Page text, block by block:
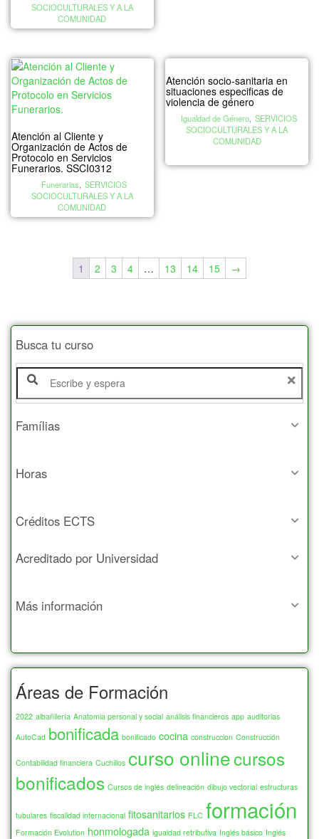
SOCIOCULTURALES Y A LA
COMUNIDAD
Atención al Cliente y
Organización de Actos de
Protocolo en Servicios
Funerarios. SSCI0312
Funerarias SERVICIOS
SOCIOCULTURALES Y A LA
COMUNIDAD
Atención socio-sanitaria en
situaciones especificas de
violencia de género
Igualdad de Género, SERVICIOS
SOCIOCULTURALES Y A LA
COMUNIDAD
1 2 3 4 … 13 14 15 →
Busca tu curso
Famílias
Horas
Créditos ECTS
Acreditado por Universidad
Más información
Áreas de Formación
2022 albañilería Anatomia personal y social análisis financieros app auditorias
AutoCad bonificada bonificado cocina construccion Construcción
Contabilidad financiera Cuchillos curso onlinecursos
bonificados Cursos de inglés delineación dibujo vectorial estructuras
tubulares fiscalidad internacional fitosanitarios FLC formación
Formación Evolution honmologada igualdad retributiva Inglés básico Inglés